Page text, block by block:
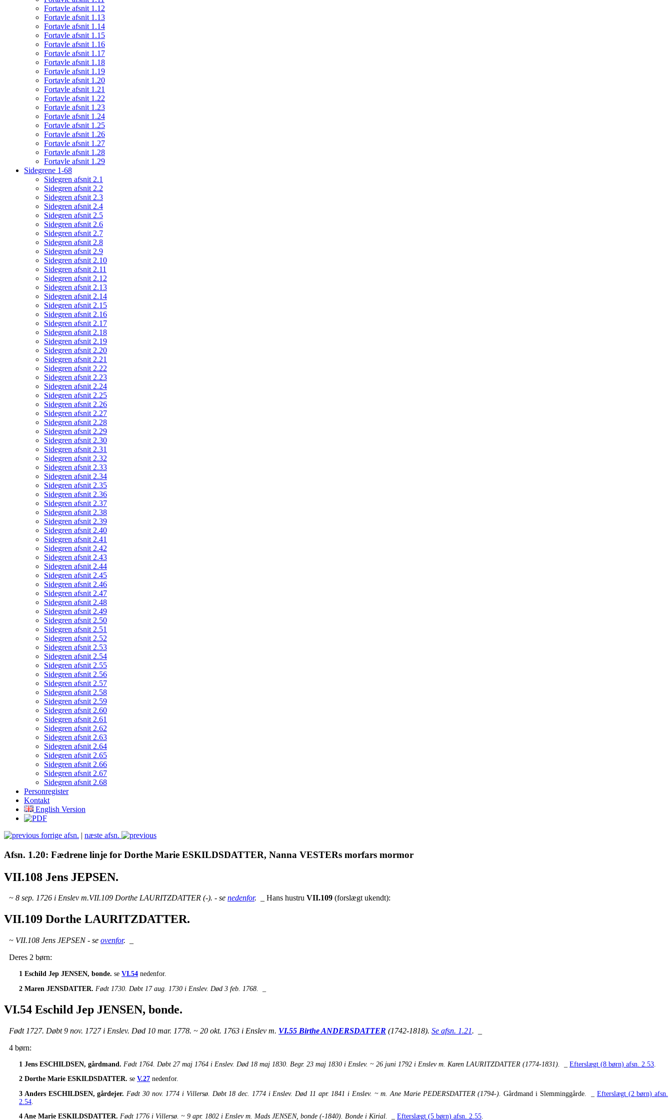
Fortavle afsnit 1.12
Fortavle afsnit 1.13
Fortavle afsnit 1.14
Fortavle afsnit 1.15
Fortavle afsnit 1.16
Fortavle afsnit 1.17
Fortavle afsnit 1.18
Fortavle afsnit 1.19
Fortavle afsnit 1.20
Fortavle afsnit 1.21
Fortavle afsnit 1.22
Fortavle afsnit 1.23
Fortavle afsnit 1.24
Fortavle afsnit 1.25
Fortavle afsnit 1.26
Fortavle afsnit 1.27
Fortavle afsnit 1.28
Fortavle afsnit 1.29
Sidegrene 1-68
Sidegren afsnit 2.1
Sidegren afsnit 2.2
Sidegren afsnit 2.3
Sidegren afsnit 2.4
Sidegren afsnit 2.5
Sidegren afsnit 2.6
Sidegren afsnit 2.7
Sidegren afsnit 2.8
Sidegren afsnit 2.9
Sidegren afsnit 2.10
Sidegren afsnit 2.11
Sidegren afsnit 2.12
Sidegren afsnit 2.13
Sidegren afsnit 2.14
Sidegren afsnit 2.15
Sidegren afsnit 2.16
Sidegren afsnit 2.17
Sidegren afsnit 2.18
Sidegren afsnit 2.19
Sidegren afsnit 2.20
Sidegren afsnit 2.21
Sidegren afsnit 2.22
Sidegren afsnit 2.23
Sidegren afsnit 2.24
Sidegren afsnit 2.25
Sidegren afsnit 2.26
Sidegren afsnit 2.27
Sidegren afsnit 2.28
Sidegren afsnit 2.29
Sidegren afsnit 2.30
Sidegren afsnit 2.31
Sidegren afsnit 2.32
Sidegren afsnit 2.33
Sidegren afsnit 2.34
Sidegren afsnit 2.35
Sidegren afsnit 2.36
Sidegren afsnit 2.37
Sidegren afsnit 2.38
Sidegren afsnit 2.39
Sidegren afsnit 2.40
Sidegren afsnit 2.41
Sidegren afsnit 2.42
Sidegren afsnit 2.43
Sidegren afsnit 2.44
Sidegren afsnit 2.45
Sidegren afsnit 2.46
Sidegren afsnit 2.47
Sidegren afsnit 2.48
Sidegren afsnit 2.49
Sidegren afsnit 2.50
Sidegren afsnit 2.51
Sidegren afsnit 2.52
Sidegren afsnit 2.53
Sidegren afsnit 2.54
Sidegren afsnit 2.55
Sidegren afsnit 2.56
Sidegren afsnit 2.57
Sidegren afsnit 2.58
Sidegren afsnit 2.59
Sidegren afsnit 2.60
Sidegren afsnit 2.61
Sidegren afsnit 2.62
Sidegren afsnit 2.63
Sidegren afsnit 2.64
Sidegren afsnit 2.65
Sidegren afsnit 2.66
Sidegren afsnit 2.67
Sidegren afsnit 2.68
Personregister
Kontakt
English Version
forrige afsn. | næste afsn.
Afsn. 1.20: Fædrene linje for Dorthe Marie ESKILDSDATTER, Nanna VESTERs morfars mormor
VII.108 Jens JEPSEN.
~ 8 sep. 1726 i Enslev m.VII.109 Dorthe LAURITZDATTER (-). - se nedenfor. _ Hans hustru VII.109 (forslægt ukendt):
VII.109 Dorthe LAURITZDATTER.
~ VII.108 Jens JEPSEN - se ovenfor.
Deres 2 børn:
1 Eschild Jep JENSEN, bonde. se VI.54 nedenfor.
2 Maren JENSDATTER. Født 1730. Døbt 17 aug. 1730 i Enslev. Død 3 feb. 1768.
VI.54 Eschild Jep JENSEN, bonde.
Født 1727. Døbt 9 nov. 1727 i Enslev. Død 10 mar. 1778. ~ 20 okt. 1763 i Enslev m. VI.55 Birthe ANDERSDATTER (1742-1818). Se afsn. 1.21.
4 børn:
1 Jens ESCHILDSEN, gårdmand. Født 1764. Døbt 27 maj 1764 i Enslev. Død 18 maj 1830. Begr. 23 maj 1830 i Enslev. ~ 26 juni 1792 i Enslev m. Karen LAURITZDATTER (1774-1831). Efterslægt (8 børn) afsn. 2.53
2 Dorthe Marie ESKILDSDATTER. se V.27 nedenfor.
3 Anders ESCHILDSEN, gårdejer. Født 30 nov. 1774 i Villersø. Døbt 18 dec. 1774 i Enslev. Død 11 apr. 1841 i Enslev. ~ m. Ane Marie PEDERSDATTER (1794-). Gårdmand i Slemminggårde. _ Efterslægt (2 børn) afsn.
2.54
4 Ane Marie ESKILDSDATTER. Født 1776 i Villersø. ~ 9 apr. 1802 i Enslev m. Mads JENSEN, bonde (-1840). Bonde i Kirial. Efterslægt (5 børn) afsn. 2.55.